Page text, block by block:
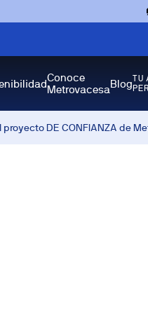
Conoce
MetrovacesaBlogTU
proyecto DE CONFIANZA de